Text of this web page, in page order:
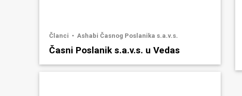
Članci Ashabi Časnog Poslanika s.a.v.s.
Časni Poslanik s.a.v.s. u Vedas